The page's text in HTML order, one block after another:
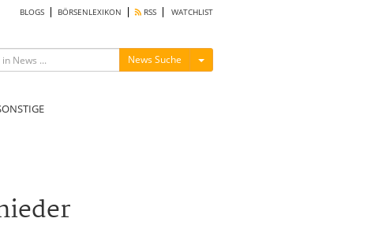
BLOGS BÖRSENLEXIKON RSS WATCHLIST
News Suche Menü ein-/ausblenden